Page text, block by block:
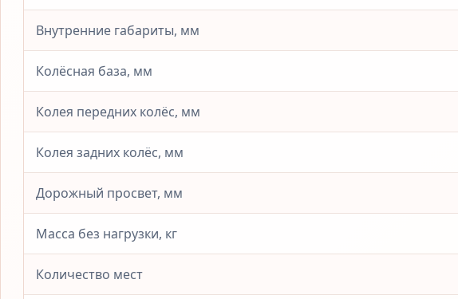
Внутренние габариты, мм
Колёсная база, мм
Колея передних колёс, мм
Колея задних колёс, мм
Дорожный просвет, мм
Масса без нагрузки, кг
Количество мест